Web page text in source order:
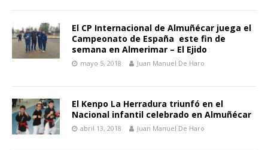
El CP Internacional de Almuñécar juega el
Campeonato de España este fin de
semana en Almerimar – El Ejido
mayo 5, 2018 Juan Manuel De Haro
El Kenpo La Herradura triunfó en el
Nacional infantil celebrado en Almuñécar
abril 13, 2018 Juan Manuel De Haro